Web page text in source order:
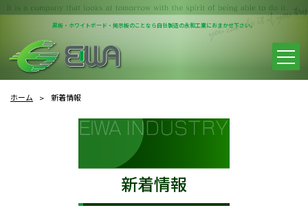
黒板・ホワイトボード・掲示板のことなら自社製造の永和工業におまかせ下さい。
ホーム 新着情報
新着情報